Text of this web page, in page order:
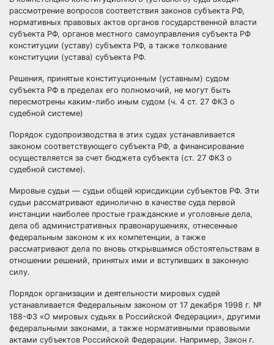
рассмотрение вопросов соответствия законов субъекта РФ,
нормативных правовых актов органов государственной власти
субъекта РФ, органов местного самоуправления субъекта РФ
конституции (уставу) субъекта РФ, а также толкование
конституции (устава) субъекта РФ.
Решения, принятые конституционным (уставным) судом
субъекта РФ в пределах его полномочий, не могут быть
пересмотрены каким-либо иным судом (ч. 4 ст. 27 ФКЗ о
судебной системе)
Порядок судопроизводства в этих судах устанавливается
законом соответствующего субъекта РФ, а финансирование
осуществляется за счет бюджета субъекта (ст. 27 ФКЗ о
судебной системе).
Мировые судьи — судьи общей юрисдикции субъектов РФ. Эти
судьи рассматривают единолично в качестве суда первой
инстанции наиболее простые гражданские и уголовные дела,
дела об административных правонарушениях, отнесенные
федеральным законом к их компетенции, а также
рассматривают дела по вновь открывшимся обстоятельствам в
отношении решений, принятых ими и вступивших в законную
силу.
Порядок организации и деятельности мировых судей
устанавливается Федеральным законом от 17 декабря 1998 г. №
188-ФЗ «О мировых судьях в Российской Федерации», другими
федеральными законами, а также нормативными правовыми
актами субъектов Российской Федерации. Например, Закон г.